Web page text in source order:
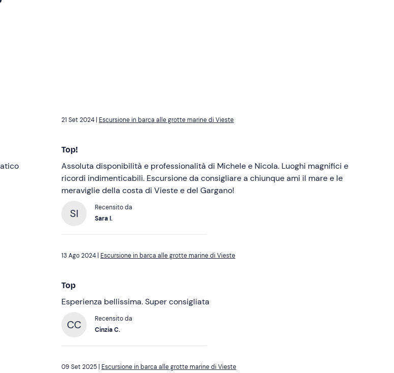
Escursione in barca alle grotte marine di Vieste
Top!
Assoluta disponibilità e professionalità di Michele e Nicola. Luoghi magnifici e
ricordi indimenticabili. Escursione da consigliare a chiunque ami il mare e le
meraviglie della costa di Vieste e del Gargano!
SI
Recensito da
Sara I.
Escursione in barca alle grotte marine di Vieste
Top
Esperienza bellissima. Super consigliata
CC
Recensito da
Cinzia C.
Escursione in barca alle grotte marine di Vieste